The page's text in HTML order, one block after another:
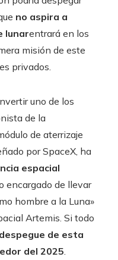
no aspira a
lunarentrará en los
misión de este
privados.
uno de los
de la
de aterrizaje
por SpaceX, ha
espacial
encargado de llevar
hombre a la Luna»
Artemis. Si todo
despegue de esta
del 2025